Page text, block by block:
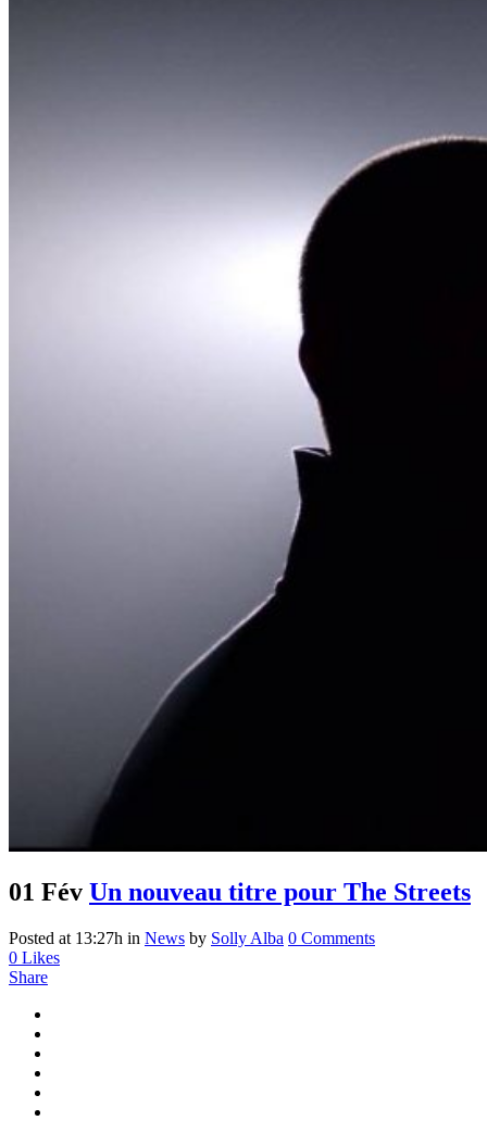
01 Fév Un nouveau titre pour The Streets
Posted at 13:27h in News by Solly Alba 0 Comments
0 Likes
Share